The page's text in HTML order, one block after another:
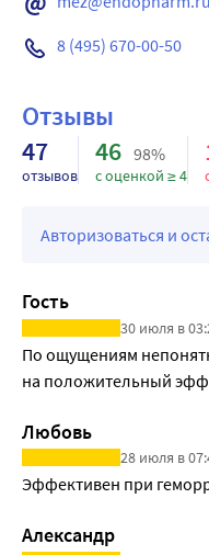
сетчатку от
интенсивности,
внутриглазных
8 (495) 670-00-50
Отзывы
47
отзывов
46 98%
с оценкой ≥ 4
Авторизоваться и
Гость
30 июля в
По ощущениям
на положительный
Любовь
28 июля в
Эффективен при
Александр